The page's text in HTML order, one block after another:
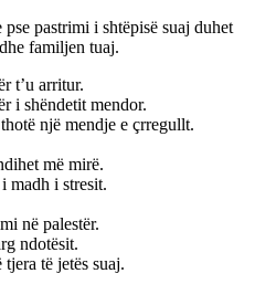
pastrimi i shtëpisë suaj duhet
familjen tuaj.
t’u arritur.
i shëndetit mendor.
një mendje e çrregullt.
më mirë.
madh i stresit.
në palestër.
ndotësit.
të jetës suaj.